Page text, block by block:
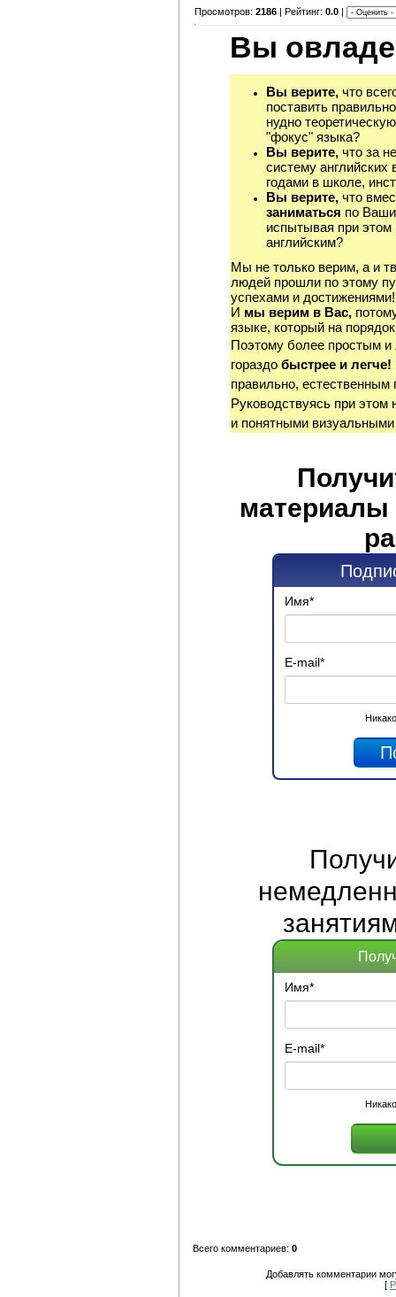
Просмотров: 2186 | Рейтинг: 0.0
Вы
Вы верите, что
поставить
нудно
"фокус" языка?
Вы верите, что за
систему
годами в школе,
Вы верите, что
заниматься по
испытывая при этом
английским?
Мы не только верим, а и
людей прошли по этому
успехами и достижениями!
И мы верим в Вас,
языке, который на
Поэтому более простым
гораздо быстрее и легче!
правильно, естественным
Руководствуясь при
и понятными
материалы
Имя*
E-mail*
Имя*
E-mail*
Всего комментариев: 0
Добавлять комментарии
[